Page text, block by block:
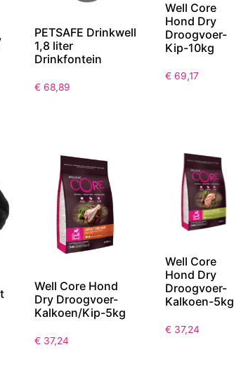
PETSAFE Drinkwell
1,8 liter
Drinkfontein
€ 68,89
Well Core
Hond Dry
Droogvoer-
Kip-10kg
€ 69,17
Well Core Hond
Dry Droogvoer-
Kalkoen/Kip-5kg
€ 37,24
Well Core
Hond Dry
Droogvoer-
Kalkoen-5kg
€ 37,24